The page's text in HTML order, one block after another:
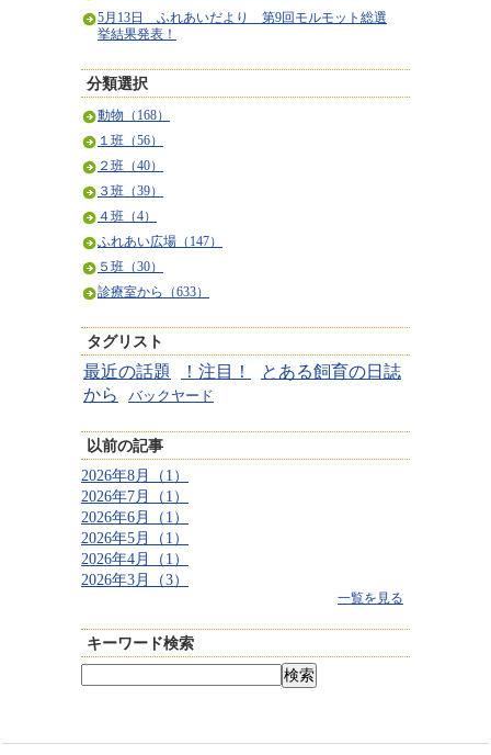
5月13日 ふれあいだより 第9回モルモット総選
挙結果発表！
分類選択
動物（168）
１班（56）
２班（40）
３班（39）
４班（4）
ふれあい広場（147）
５班（30）
診療室から（633）
タグリスト
最近の話題 ！注目！
とある飼育の日誌
から
バックヤード
以前の記事
2026年8月（1）
2026年7月（1）
2026年6月（1）
2026年5月（1）
2026年4月（1）
2026年3月（3）
一覧を見る
キーワード検索